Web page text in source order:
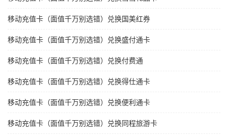
移动充值卡（面值千万别选错）兑换国美红券
移动充值卡（面值千万别选错）兑换盛付通卡
移动充值卡（面值千万别选错）兑换付费通
移动充值卡（面值千万别选错）兑换得仕通卡
移动充值卡（面值千万别选错）兑换便利通卡
移动充值卡（面值千万别选错）兑换同程旅游卡